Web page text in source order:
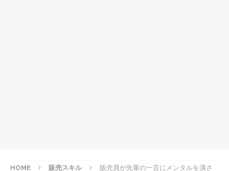
HOME 販売スキル
販売員が先輩の一言にメンタルを潰さ